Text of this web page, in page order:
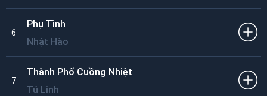
6
Phụ Tình
Nhật Hào
7
Thành Phố Cuồng Nhiệt
Tú Linh